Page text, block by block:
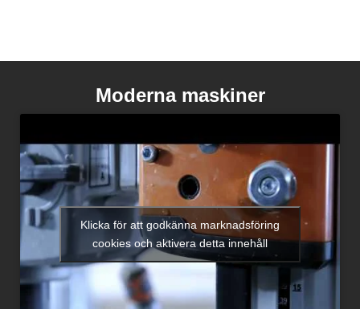
Moderna maskiner
Klicka för att godkänna marknadsföring
cookies och aktivera detta innehåll